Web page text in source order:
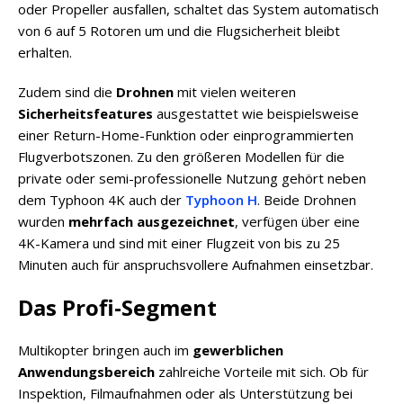
oder Propeller ausfallen, schaltet das System automatisch
von 6 auf 5 Rotoren um und die Flugsicherheit bleibt
erhalten.
Zudem sind die Drohnen mit vielen weiteren
Sicherheitsfeatures ausgestattet wie beispielsweise
einer Return-Home-Funktion oder einprogrammierten
Flugverbotszonen. Zu den größeren Modellen für die
private oder semi-professionelle Nutzung gehört neben
dem Typhoon 4K auch der Typhoon H. Beide Drohnen
wurden mehrfach ausgezeichnet, verfügen über eine
4K-Kamera und sind mit einer Flugzeit von bis zu 25
Minuten auch für anspruchsvollere Aufnahmen einsetzbar.
Das Profi-Segment
Multikopter bringen auch im gewerblichen
Anwendungsbereich zahlreiche Vorteile mit sich. Ob für
Inspektion, Filmaufnahmen oder als Unterstützung bei